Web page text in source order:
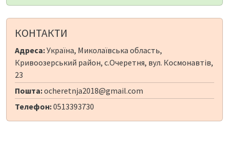
КОНТАКТИ
Адреса:Україна, Миколаївська область,
Кривоозерський район, с.Очеретня, вул. Космонавтів,
23
Пошта:ocheretnja2018@gmail.com
Телефон:0513393730